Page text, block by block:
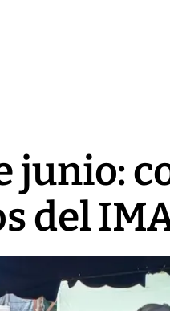
junio:
del